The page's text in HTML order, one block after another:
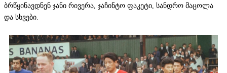
ბრწყინავდნენ ჯანი რივერა, ჯაჩინტო ფაკეტი, სანდრო მაცოლა
და სხვები.